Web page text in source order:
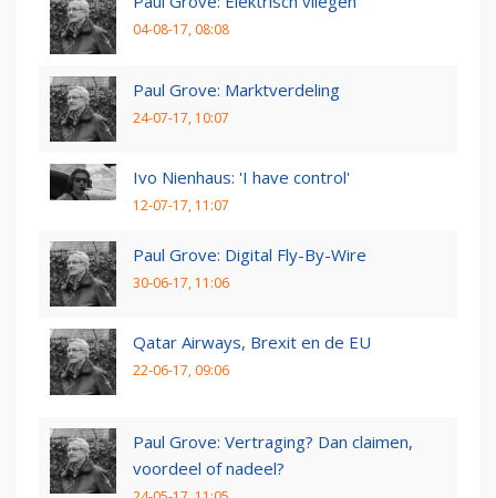
04-08-17, 08:08
Paul Grove: Marktverdeling
24-07-17, 10:07
Ivo Nienhaus: 'I have control'
12-07-17, 11:07
Paul Grove: Digital Fly-By-Wire
30-06-17, 11:06
Qatar Airways, Brexit en de EU
22-06-17, 09:06
Paul Grove: Vertraging? Dan claimen,
voordeel of nadeel?